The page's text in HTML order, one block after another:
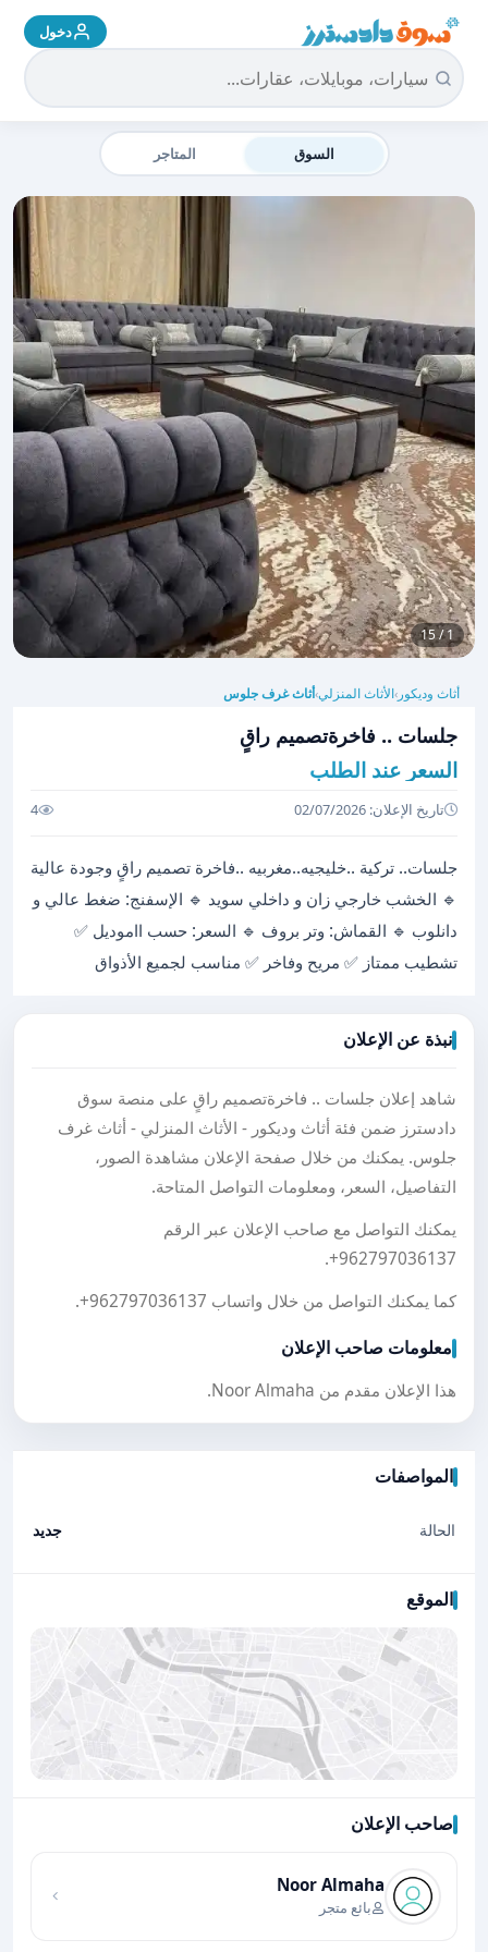
سوق دادسترز الرئيسية دخول
السوق المتاجر
1 / 15
أثاث وديكور ›الأثاث المنزلي›أثاث غرف جلوس
جلسات .. فاخرةتصميم راقٍ
السعر عند الطلب
تاريخ الإعلان: 02/07/2026 4
جلسات.. تركية ..خليجيه..مغربيه ..فاخرة تصميم راقٍ وجودة عالية
🔹 الخشب خارجي زان و داخلي سويد 🔹 الإسفنج: ضغط عالي و
دانلوب 🔹 القماش: وتر بروف 🔹 السعر: حسب ااموديل ✅
تشطيب ممتاز ✅ مريح وفاخر ✅ مناسب لجميع الأذواق
نبذة عن الإعلان
شاهد إعلان جلسات .. فاخرةتصميم راقٍ على منصة سوق
دادسترز ضمن فئة أثاث وديكور - الأثاث المنزلي - أثاث غرف
جلوس. يمكنك من خلال صفحة الإعلان مشاهدة الصور،
التفاصيل، السعر، ومعلومات التواصل المتاحة.
يمكنك التواصل مع صاحب الإعلان عبر الرقم
+962797036137
.
كما يمكنك التواصل من خلال واتساب +962797036137
.
معلومات صاحب الإعلان
هذا الإعلان مقدم من Noor Almaha.
المواصفات
الحالة جديد
الموقع
صاحب الإعلان
Noor Almaha
بائع متجر